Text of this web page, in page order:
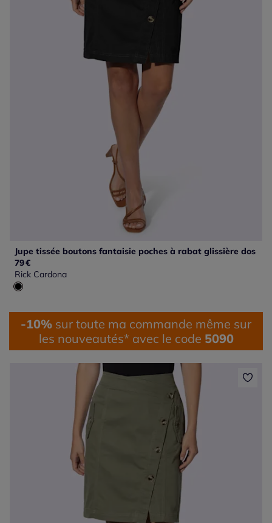
Jupe tissée boutons fantaisie poches à rabat glissière dos
79€
Rick Cardona
-10% sur toute ma commande même sur
les nouveautés* avec le code 5090